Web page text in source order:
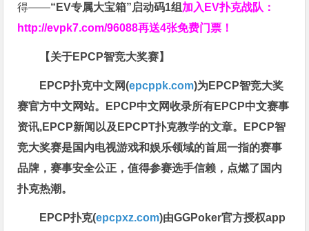
得——“EV专属大宝箱”启动码1组 加入EV扑克战队：
http://evpk7.com/96088再送4张免费门票！
【关于EPCP智竞大奖赛】
EPCP扑克中文网(epcppk.com)为EPCP智竞大奖
赛官方中文网站。EPCP中文网收录所有EPCP中文赛事
资讯,EPCP新闻以及EPCPT扑克教学的文章。EPCP智
竞大奖赛是国内电视游戏和娱乐领域的首屈一指的赛事
品牌，赛事安全公正，值得参赛选手信赖，点燃了国内
扑克热潮。
EPCP扑克(epcpxz.com)由GGPoker官方授权app